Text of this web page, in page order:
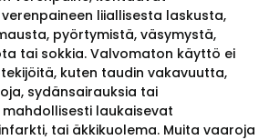
liiallisesta laskusta,
pyörtymistä, väsymystä,
tai sokkia. Valvomaton käyttö ei
kuten taudin vakavuutta,
sydänsairauksia tai
laukaisevat
tai äkkikuolema. Muita vaaroja